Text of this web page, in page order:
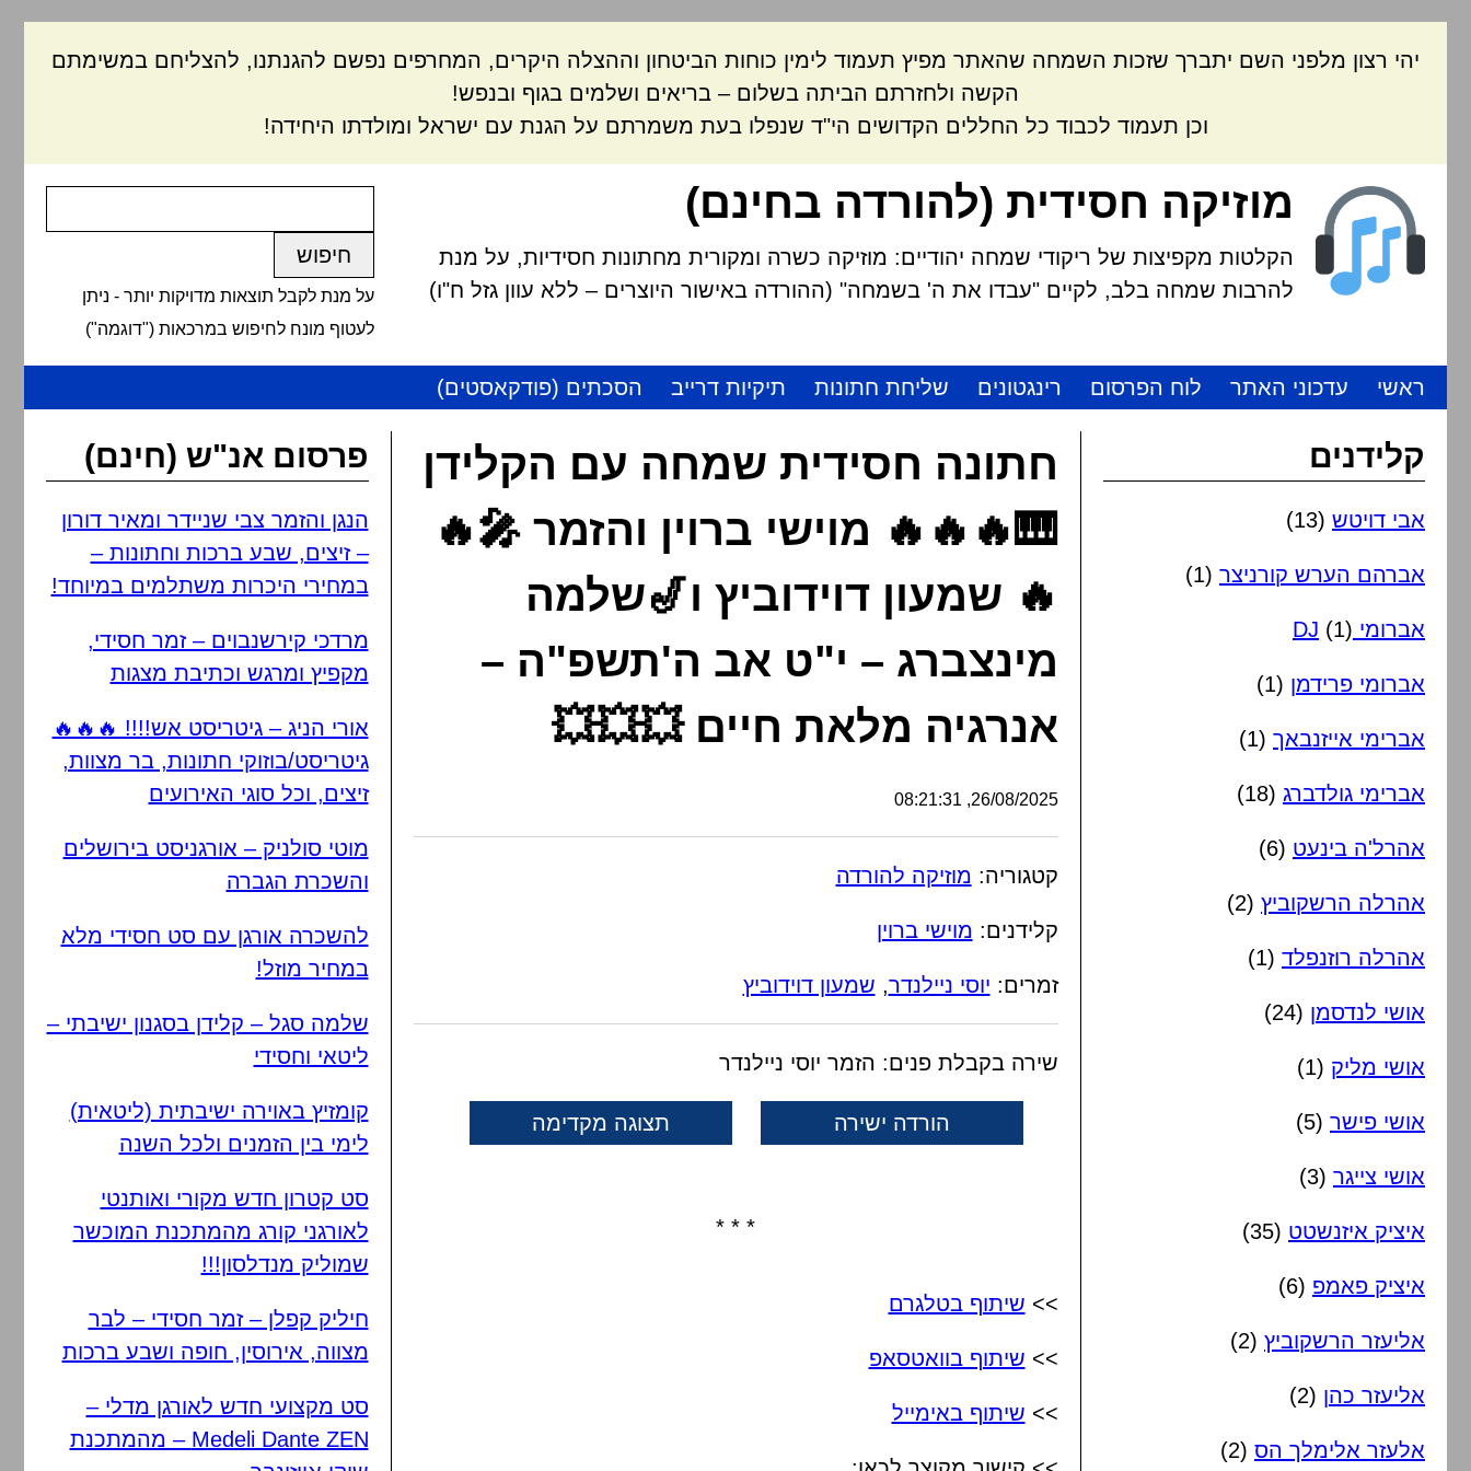
יהי רצון מלפני השם יתברך שזכות השמחה שהאתר מפיץ תעמוד לימין כוחות הביטחון וההצלה היקרים, המחרפים נפשם להגנתנו, להצליחם במשימתם
הקשה ולחזרתם הביתה בשלום – בריאים ושלמים בגוף ובנפש!
וכן תעמוד לכבוד כל החללים הקדושים הי"ד שנפלו בעת משמרתם על הגנת עם ישראל ומולדתו היחידה!
מוזיקה חסידית (להורדה בחינם)
הקלטות מקפיצות של ריקודי שמחה יהודיים: מוזיקה כשרה ומקורית מחתונות חסידיות, על מנת
להרבות שמחה בלב, לקיים "עבדו את ה' בשמחה" (ההורדה באישור היוצרים – ללא עוון גזל ח"ו)
על מנת לקבל תוצאות מדויקות יותר - ניתן
לעטוף מונח לחיפוש במרכאות ("דוגמה")
ראשי עדכוני האתר לוח הפרסום רינגטונים שליחת חתונות תיקיות דרייב הסכתים (פודקאסטים)
חתונה חסידית שמחה עם הקלידן
🎹🔥🔥🔥 מוישי ברוין והזמר 🎤🔥
🔥 שמעון דוידוביץ ו🎷שלמה
מינצברג – י"ט אב ה'תשפ"ה –
אנרגיה מלאת חיים 💥💥💥
26/08/2025, 08:21:31
קטגוריה: מוזיקה להורדה
קלידנים: מוישי ברוין
זמרים: יוסי ניילנדר, שמעון דוידוביץ
שירה בקבלת פנים: הזמר יוסי ניילנדר
הורדה ישירה תצוגה מקדימה
* * *
>> שיתוף בטלגרם
>> שיתוף בוואטסאפ
>> שיתוף באימייל
קלידנים
אבי דויטש (13)
אברהם הערש קורניצר (1)
אברומי DJ (1)
אברומי פרידמן (1)
אברימי אייזנבאך (1)
אברימי גולדברג (18)
אהרל'ה בינעט (6)
אהרלה הרשקוביץ (2)
אהרלה רוזנפלד (1)
אושי לנדסמן (24)
אושי מליק (1)
אושי פישר (5)
אושי צייגר (3)
איציק איזנשטט (35)
איציק פאמפ (6)
אליעזר הרשקוביץ (2)
אליעזר כהן (2)
אלעזר אלימלך הס (2)
פרסום אנ"ש (חינם)
הנגן והזמר צבי שניידר ומאיר דורון
– זיצים, שבע ברכות וחתונות –
במחירי היכרות משתלמים במיוחד!
מרדכי קירשנבוים – זמר חסידי,
מקפיץ ומרגש וכתיבת מצגות
אורי הניג – גיטריסט אש!!!! 🔥🔥🔥
גיטריסט/בוזוקי חתונות, בר מצוות,
זיצים, וכל סוגי האירועים
מוטי סולניק – אורגניסט בירושלים
והשכרת הגברה
להשכרה אורגן עם סט חסידי מלא
במחיר מוזל!
שלמה סגל – קלידן בסגנון ישיבתי –
ליטאי וחסידי
קומזיץ באוירה ישיבתית (ליטאית)
לימי בין הזמנים ולכל השנה
סט קטרון חדש מקורי ואותנטי
לאורגני קורג מהמתכנת המוכשר
שמוליק מנדלסון!!!
חיליק קפלן – זמר חסידי – לבר
מצווה, אירוסין, חופה ושבע ברכות
סט מקצועי חדש לאורגן מדלי –
Medeli Dante ZEN – מהמתכנת